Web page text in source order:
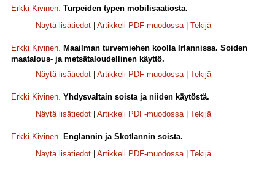
Erkki Kivinen. Turpeiden typen mobilisaatiosta.
Näytä lisätiedot
Artikkeli PDF-muodossa| Tekijä
Erkki Kivinen. Maailman turvemiehen koolla Irlannissa. Soiden
maatalous- ja metsätaloudellinen käyttö.
Näytä lisätiedot
Artikkeli PDF-muodossa| Tekijä
Erkki Kivinen. Yhdysvaltain soista ja niiden käytöstä.
Näytä lisätiedot
Artikkeli PDF-muodossa| Tekijä
Erkki Kivinen. Englannin ja Skotlannin soista.
Näytä lisätiedot
Artikkeli PDF-muodossa| Tekijä